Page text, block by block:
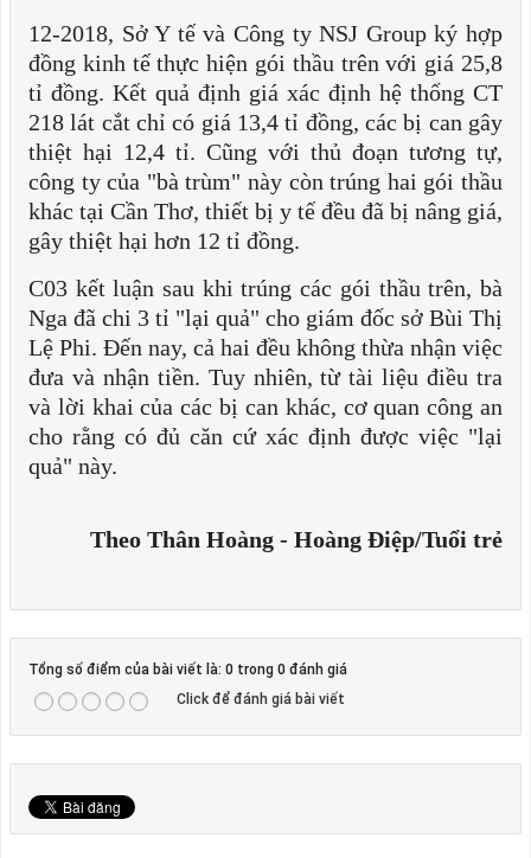
12-2018, Sở Y tế và Công ty NSJ Group ký hợp
đồng kinh tế thực hiện gói thầu trên với giá 25,8
tỉ đồng. Kết quả định giá xác định hệ thống CT
218 lát cắt chỉ có giá 13,4 tỉ đồng, các bị can gây
thiệt hại 12,4 tỉ. Cũng với thủ đoạn tương tự,
công ty của "bà trùm" này còn trúng hai gói thầu
khác tại Cần Thơ, thiết bị y tế đều đã bị nâng giá,
gây thiệt hại hơn 12 tỉ đồng.
C03 kết luận sau khi trúng các gói thầu trên, bà
Nga đã chi 3 tỉ "lại quả" cho giám đốc sở Bùi Thị
Lệ Phi. Đến nay, cả hai đều không thừa nhận việc
đưa và nhận tiền. Tuy nhiên, từ tài liệu điều tra
và lời khai của các bị can khác, cơ quan công an
cho rằng có đủ căn cứ xác định được việc "lại
quả" này.
Theo Thân Hoàng - Hoàng Điệp/Tuổi trẻ
Tổng số điểm của bài viết là: 0 trong 0 đánh giá
Click để đánh giá bài viết